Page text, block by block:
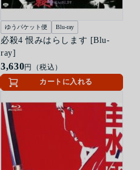
ゆうパケット便 Blu-ray
必殺4 恨みはらします [Blu-
ray]
3,630円（税込）
カートに入れる